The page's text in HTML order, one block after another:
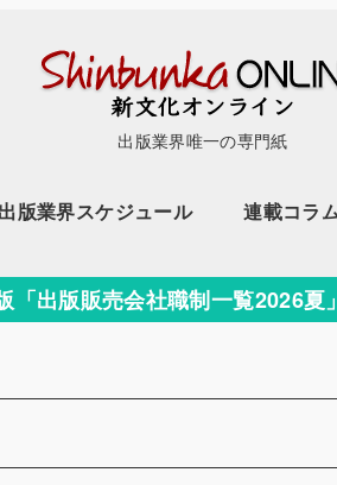
出版業界唯一の専門紙
出版業界スケジュール 連載コラ
「出版販売会社職制一覧2026夏